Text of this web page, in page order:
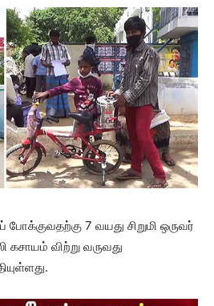
7 வயது சிறுமி ஒருவர்
கசாயம் விற்று வருவது